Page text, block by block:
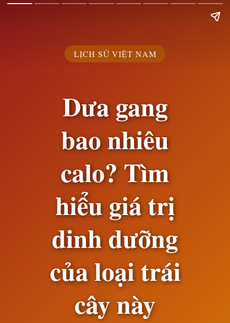
LỊCH SỬ VIỆT NAM
Dưa gang
bao nhiêu
calo? Tìm
hiểu giá trị
dinh dưỡng
của loại trái
cây này